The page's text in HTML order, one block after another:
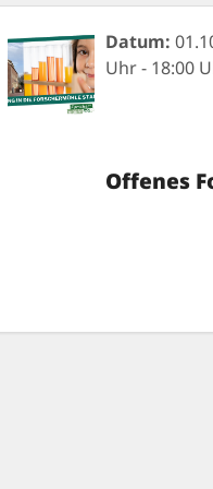
Datum:
Uhr - 18:00
Offenes